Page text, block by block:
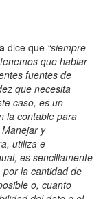
dice que “siempre
que hablar
fuentes de
que necesita
caso, es un
la contable para
y
utiliza e
es sencillamente
la cantidad de
o, cuanto